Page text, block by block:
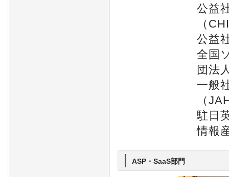
公益
（
公益
全国
団法
一般
（
駐日
情報
ASP・SaaS部門